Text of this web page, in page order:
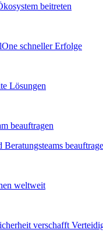
beitreten
schneller Erfolge
Lösungen
beauftragen
weltweit
verschafft